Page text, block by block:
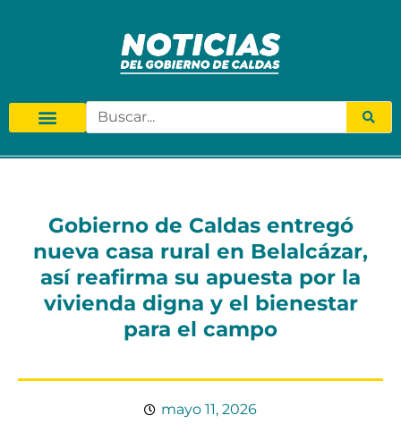
Gobierno de Caldas entregó
nueva casa rural en Belalcázar,
así reafirma su apuesta por la
vivienda digna y el bienestar
para el campo
mayo 11, 2026